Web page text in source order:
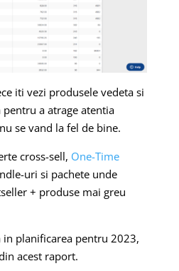
iti vezi produsele vedeta si
a atrage atentia
se vand la fel de bine.
cross-sell, One-Time
uri si pachete unde
+ produse mai greu
in planificarea pentru 2023,
acest raport.